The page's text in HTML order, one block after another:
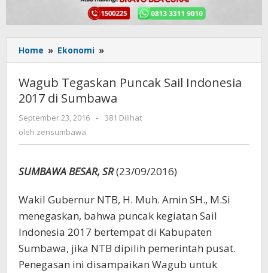
Home » Ekonomi »
Tegaskan
Sail
Indonesia
2017
Wagub Tegaskan Puncak Sail Indonesia
2017 di Sumbawa
September 23, 2016
oleh
-
381 Dilihat
oleh zensumbawa
SUMBAWA BESAR, SR(23/09/2016)
Wakil Gubernur NTB, H. Muh. Amin SH., M.Si
menegaskan, bahwa puncak kegiatan Sail
Indonesia 2017 bertempat di Kabupaten
Sumbawa, jika NTB dipilih pemerintah pusat.
Penegasan ini disampaikan Wagub untuk